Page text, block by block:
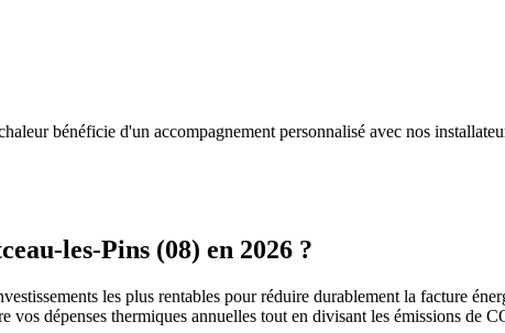
bénéficie d'un accompagnement personnalisé avec nos
les-Pins (08) en 2026 ?
les plus rentables pour réduire durablement la facture
dépenses thermiques annuelles tout en divisant les émissions de